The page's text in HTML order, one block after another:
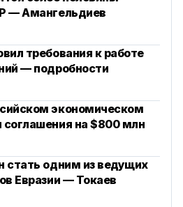
— Амангельдиев
требования к работе
— подробности
экономическом
на $800 млн
стать одним из ведущих
Евразии — Токаев